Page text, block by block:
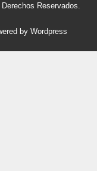
Reservados.
by Wordpress